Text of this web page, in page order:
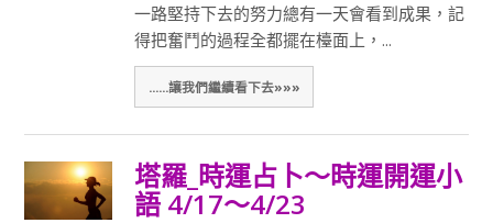
一路堅持下去的努力總有一天會看到成果，記
得把奮鬥的過程全都擺在檯面上，...
......讓我們繼續看下去»»»
塔羅_時運占卜～時運開運小
語 4/17～4/23